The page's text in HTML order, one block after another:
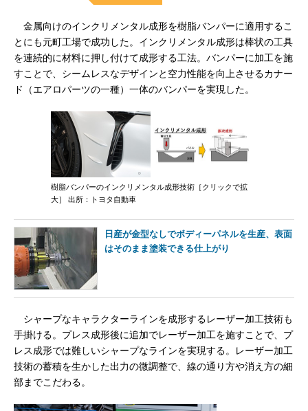
金属向けのインクリメンタル成形を樹脂バンパーに適用するこ
とにも元町工場で成功した。インクリメンタル成形は棒状の工具
を連続的に材料に押し付けて成形する工法。バンパーに加工を施
すことで、シームレスなデザインと空力性能を向上させるカナー
ド（エアロパーツの一種）一体のバンパーを実現した。
樹脂バンパーのインクリメンタル成形技術［クリックで拡
大］ 出所：トヨタ自動車
日産が金型なしでボディーパネルを生産、表面
はそのまま塗装できる仕上がり
シャープなキャラクターラインを成形するレーザー加工技術も
手掛ける。プレス成形後に追加でレーザー加工を施すことで、プ
レス成形では難しいシャープなラインを実現する。レーザー加工
技術の蓄積を生かした出力の微調整で、線の通り方や消え方の細
部までこだわる。